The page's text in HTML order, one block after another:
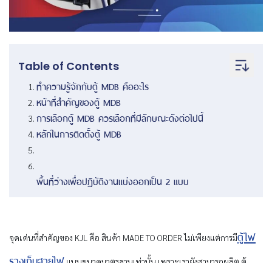
Table of Contents
ทำความรู้จักกับตู้ MDB คืออะไร
หน้าที่สำคัญของตู้ MDB
การเลือกตู้ MDB ควรเลือกที่มีลักษณะดังต่อไปนี้
หลักในการติดตั้งตู้ MDB
พื้นที่ว่างเพื่อปฏิบัติงานแบ่งออกเป็น 2 แบบ
จุดเด่นที่สำคัญของ KJL คือ สินค้า MADE TO ORDER ไม่เพียงแต่การมีตู้ไฟ